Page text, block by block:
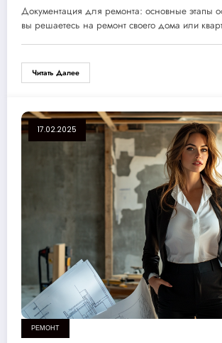
юридических ловушек и
свои вложения
Документация для ремонта: основные этапы
вы решаетесь на ремонт своего дома или
Читать Далее
17.02.2025
РЕМОНТ